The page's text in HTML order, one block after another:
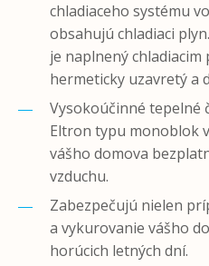
chladiaceho systému
obsahujú chladiaci
je naplnený
hermeticky uzavretý a
Vysokoúčinné tepelné
Eltron typu monoblok
vášho domova
vzduchu.
Zabezpečujú nielen
a vykurovanie vášho
horúcich letných dní.